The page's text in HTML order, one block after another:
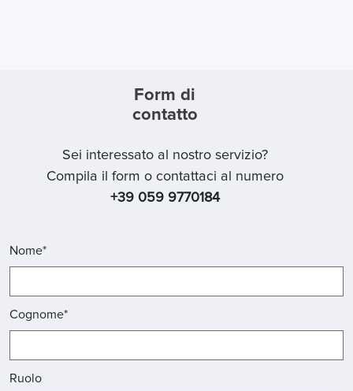
Form di
contatto
Sei interessato al nostro servizio?
Compila il form o contattaci al numero
+39 059 9770184
Nome*
Cognome*
Ruolo